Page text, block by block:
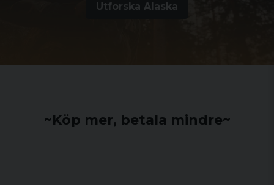
Utforska Alaska
~Köp mer, betala mindre~